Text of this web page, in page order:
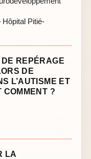
Pitié-
REPÉRAGE
DE
L’AUTISME ET
COMMENT ?
LA